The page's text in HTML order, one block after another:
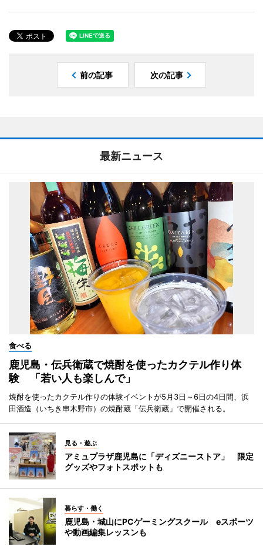
前の記事 次の記事
最新ニュース
食べる
鹿児島・伝兵衛蔵で焼酎を使ったカクテル作り体
験 「若い人も楽しんで」
焼酎を使ったカクテル作りの体験イベントが5月3日～6日の4日間、浜
田酒造（いちき串木野市）の焼酎蔵「伝兵衛蔵」で開催される。
見る・遊ぶ
アミュプラザ鹿児島に「ディズニーストア」 限定
グッズやフォトスポットも
暮らす・働く
鹿児島・城山にPCゲーミングスクール eスポーツ
や動画編集レッスンも